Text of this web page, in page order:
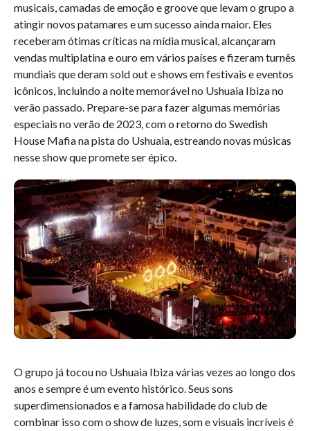
musicais, camadas de emoção e groove que levam o grupo a
atingir novos patamares e um sucesso ainda maior. Eles
receberam ótimas críticas na mídia musical, alcançaram
vendas multiplatina e ouro em vários países e fizeram turnês
mundiais que deram sold out e shows em festivais e eventos
icônicos, incluindo a noite memorável no Ushuaia Ibiza no
verão passado. Prepare-se para fazer algumas memórias
especiais no verão de 2023, com o retorno do Swedish
House Mafia na pista do Ushuaia, estreando novas músicas
nesse show que promete ser épico.
O grupo já tocou no Ushuaia Ibiza várias vezes ao longo dos
anos e sempre é um evento histórico. Seus sons
superdimensionados e a famosa habilidade do club de
combinar isso com o show de luzes, som e visuais incríveis é